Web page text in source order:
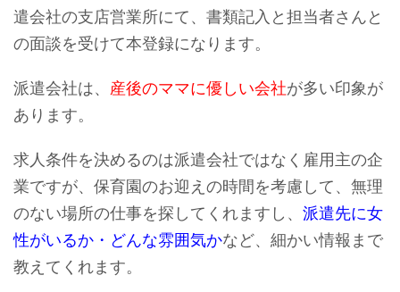
遣会社の支店営業所にて、書類記入と担当者さんと
の面談を受けて本登録になります。
派遣会社は、 産後のママに優しい会社が多い印象が
あります。
求人条件を決めるのは派遣会社ではなく雇用主の企
業ですが、保育園のお迎えの時間を考慮して、無理
のない場所の仕事を探してくれますし、 派遣先に女
性がいるか・どんな雰囲気かなど、細かい情報まで
教えてくれます。